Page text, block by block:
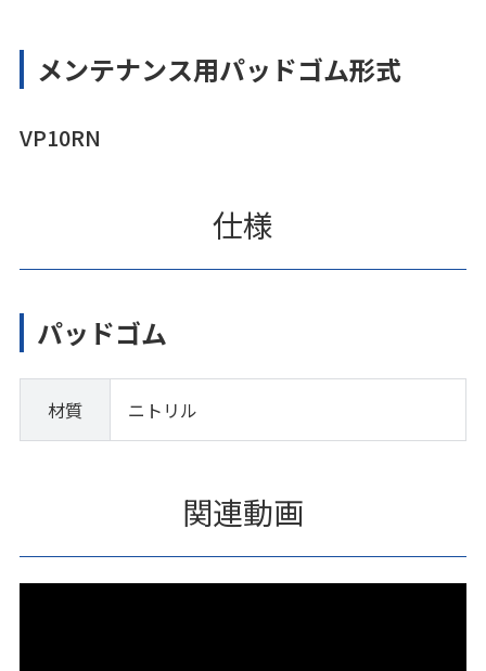
メンテナンス用パッドゴム形式
VP10RN
仕様
パッドゴム
材質 ニトリル
関連動画